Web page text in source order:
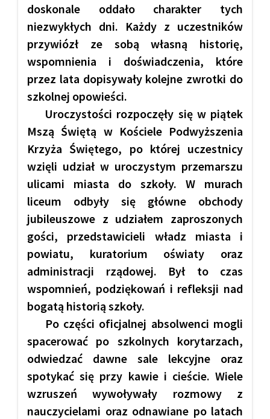
doskonale oddało charakter tych
niezwykłych dni. Każdy z uczestników
przywiózł ze sobą własną historię,
wspomnienia i doświadczenia, które
przez lata dopisywały kolejne zwrotki do
szkolnej opowieści.
Uroczystości rozpoczęły się w piątek
Mszą Świętą w Kościele Podwyższenia
Krzyża Świętego, po której uczestnicy
wzięli udział w uroczystym przemarszu
ulicami miasta do szkoły. W murach
liceum odbyły się główne obchody
jubileuszowe z udziałem zaproszonych
gości, przedstawicieli władz miasta i
powiatu, kuratorium oświaty oraz
administracji rządowej. Był to czas
wspomnień, podziękowań i refleksji nad
bogatą historią szkoły.
Po części oficjalnej absolwenci mogli
spacerować po szkolnych korytarzach,
odwiedzać dawne sale lekcyjne oraz
spotykać się przy kawie i cieście. Wiele
wzruszeń wywoływały rozmowy z
nauczycielami oraz odnawiane po latach